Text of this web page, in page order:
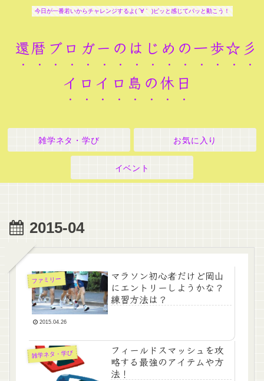
今日が一番若いからチャレンジするよ( ´∀｀ )ピッと感じてパッと動こう！
還暦ブロガーのはじめの一歩☆彡
イロイロ島の休日
雑学ネタ・学び お気に入り
イベント
2015-04
ファミリー
マラソン初心者だけど岡山
にエントリーしようかな？
練習方法は？
2015.04.26
雑学ネタ・学び
フィールドスマッシュを攻
略する最強のアイテムや方
法！